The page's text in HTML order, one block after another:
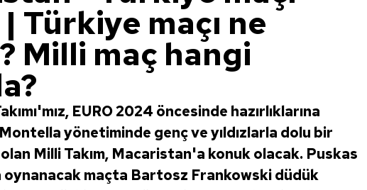
Türkiye maçı ne
Milli maç hangi
EURO 2024 öncesinde hazırlıklarına
yönetiminde genç ve yıldızlarla dolu bir
Milli Takım, Macaristan'a konuk olacak. Puskas
maçta Bartosz Frankowski düdük